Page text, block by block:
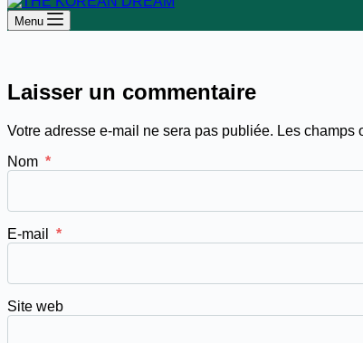
Menu
Laisser un commentaire
Votre adresse e-mail ne sera pas publiée. Les champs
Nom *
E-mail *
Site web